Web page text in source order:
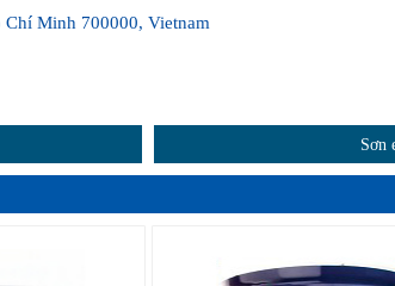
Minh 700000, Vietnam
Sơn